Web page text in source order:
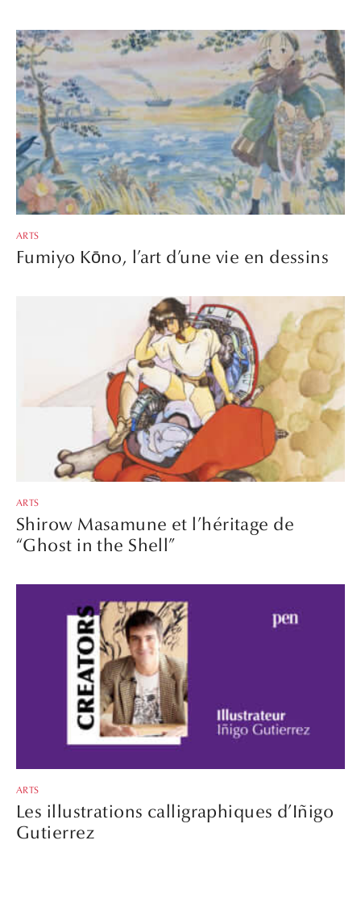
ARTS
Fumiyo Kōno, l’art d’une vie en dessins
ARTS
Shirow Masamune et l’héritage de
“Ghost in the Shell”
ARTS
Les illustrations calligraphiques d’Iñigo
Gutierrez